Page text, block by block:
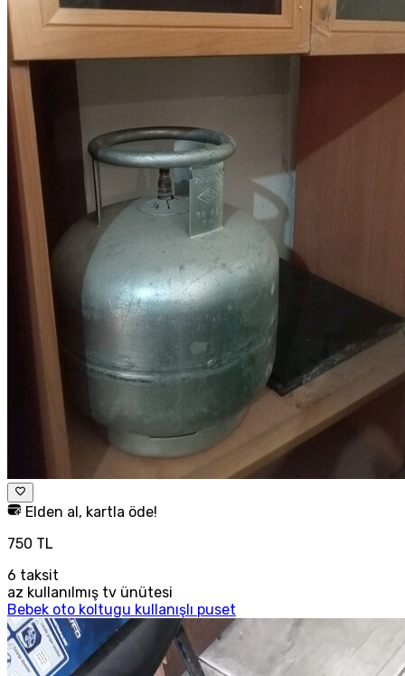
Elden al, kartla öde!
750 TL
6 taksit
az kullanılmış tv ünütesi
Bebek oto koltugu kullanışlı puset